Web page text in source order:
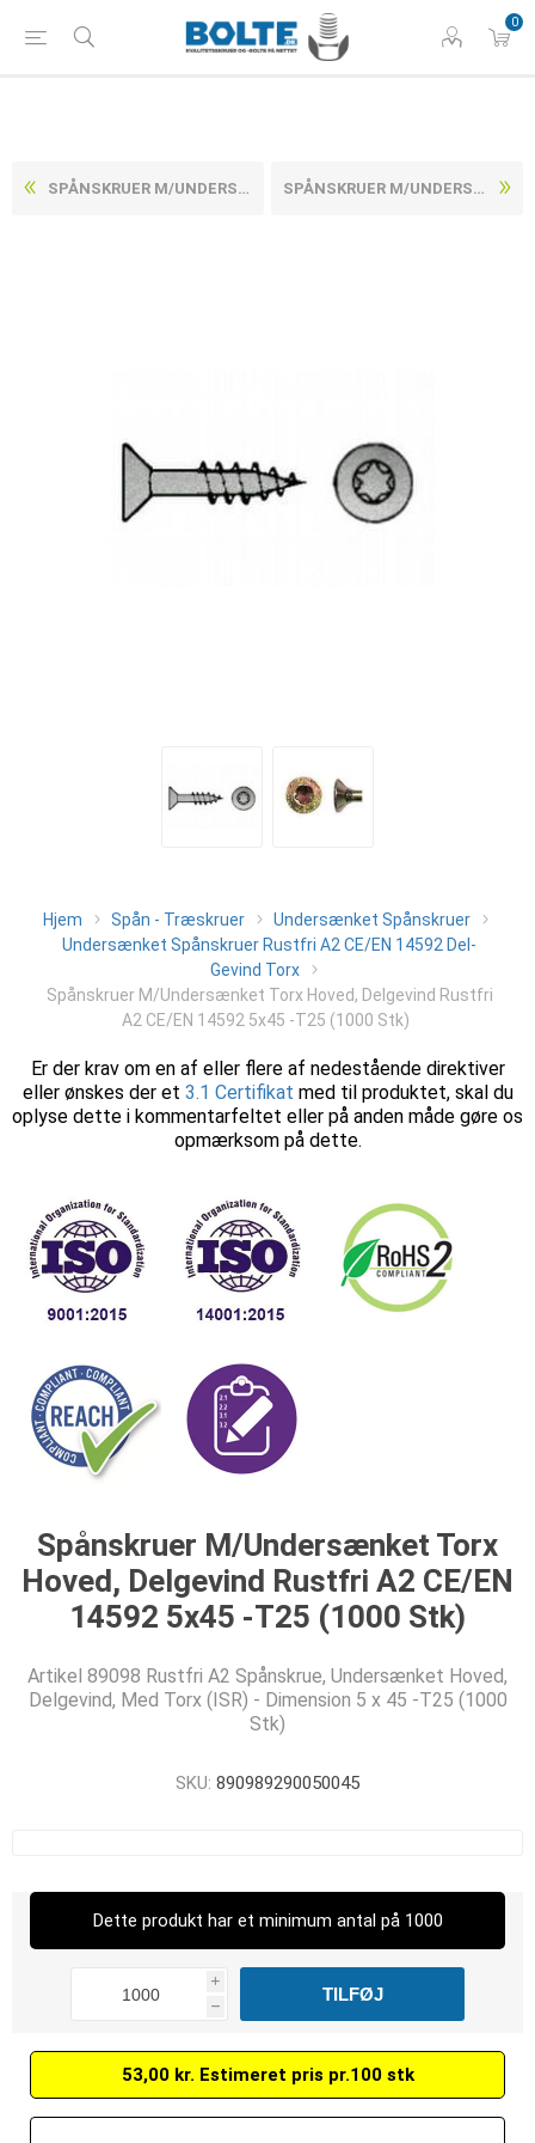
0
SPÅNSKRUER M/UNDERSÆNKET TORX HOVED, DELGEVIND RUSTFRI A2 CE/EN 14592 5X40 -T25 (200 STK) SPÅNSKRUER M/UNDERSÆNKET TORX HOVED, DELGEVIND RUSTFRI A2 CE/EN 14592 5X45 -T25 (200 STK)
Hjem Spån - Træskruer
Undersænket Spånskruer
Undersænket Spånskruer Rustfri A2 CE/EN 14592 Del-
Gevind Torx
Spånskruer M/Undersænket Torx Hoved, Delgevind Rustfri
A2 CE/EN 14592 5x45 -T25 (1000 Stk)
Er der krav om en af eller flere af nedestående direktiver
eller ønskes der et 3.1 Certifikat med til produktet, skal du
oplyse dette i kommentarfeltet eller på anden måde gøre os
opmærksom på dette.
Spånskruer M/Undersænket Torx
Hoved, Delgevind Rustfri A2 CE/EN
14592 5x45 -T25 (1000 Stk)
Artikel 89098 Rustfri A2 Spånskrue, Undersænket Hoved,
Delgevind, Med Torx (ISR) - Dimension 5 x 45 -T25 (1000
Stk)
SKU: 890989290050045
Dette produkt har et minimum antal på 1000
i
h
53,00 kr. Estimeret pris pr.100 stk